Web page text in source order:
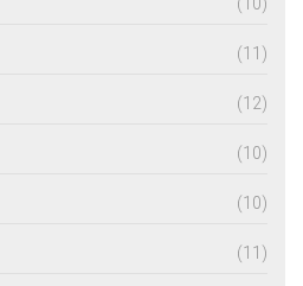
(11)
(12)
(10)
(10)
(11)